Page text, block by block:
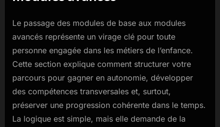
Le passage des modules de base aux modules
avancés représente un virage clé pour toute
personne engagée dans les métiers de l’enfance.
Cette section explique comment structurer votre
parcours pour gagner en autonomie, développer
des compétences transversales et, surtout,
préserver une progression cohérente dans le temps.
La logique est simple, mais elle demande de la